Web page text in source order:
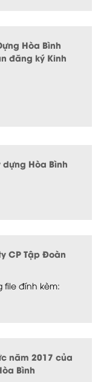
Hòa Bình
đăng ký Kinh
Hòa Bình
CP Tập Đoàn
file đính kèm:
năm 2017 của
Bình